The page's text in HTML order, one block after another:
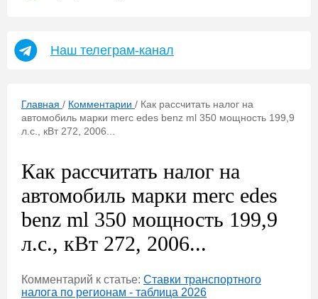
Наш телеграм-канал
Главная / Комментарии / Как рассчитать налог на
автомобиль марки merc edes benz ml 350 мощность 199,9
л.с., кВт 272, 2006...
Как рассчитать налог на
автомобиль марки merc edes
benz ml 350 мощность 199,9
л.с., кВт 272, 2006...
Комментарий к статье: Ставки транспортного
налога по регионам - таблица 2026